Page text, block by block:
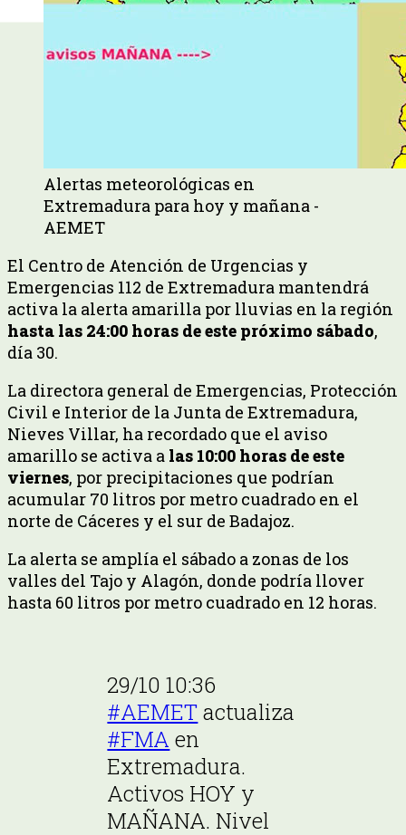
Alertas meteorológicas en
Extremadura para hoy y mañana -
AEMET
El Centro de Atención de Urgencias y
Emergencias 112 de Extremadura mantendrá
activa la alerta amarilla por lluvias en la región
hasta las 24:00 horas de este próximo sábado,
día 30.
La directora general de Emergencias, Protección
Civil e Interior de la Junta de Extremadura,
Nieves Villar, ha recordado que el aviso
amarillo se activa a las 10:00 horas de este
viernes, por precipitaciones que podrían
acumular 70 litros por metro cuadrado en el
norte de Cáceres y el sur de Badajoz.
La alerta se amplía el sábado a zonas de los
valles del Tajo y Alagón, donde podría llover
hasta 60 litros por metro cuadrado en 12 horas.
29/10 10:36
#AEMETactualiza
#FMA en
Extremadura.
Activos HOY y
MAÑANA. Nivel